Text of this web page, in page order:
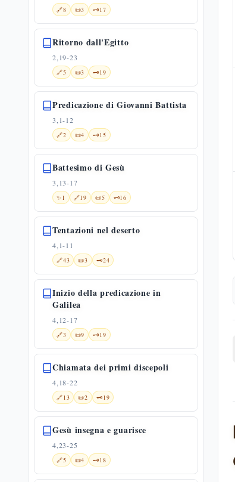
🔗8 📜3 🗝️17
Ritorno dall'Egitto
2,19-23
🔗5 📜3 🗝️19
Predicazione di Giovanni Battista
3,1-12
🔗2 📜4 🗝️15
Battesimo di Gesù
3,13-17
✨1 🔗19 📜5 🗝️16
Tentazioni nel deserto
4,1-11
🔗43 📜3 🗝️24
Inizio della predicazione in
Galilea
4,12-17
🔗3 📜9 🗝️19
Chiamata dei primi discepoli
4,18-22
🔗13 📜2 🗝️19
Gesù insegna e guarisce
4,23-25
🔗5 📜4 🗝️18